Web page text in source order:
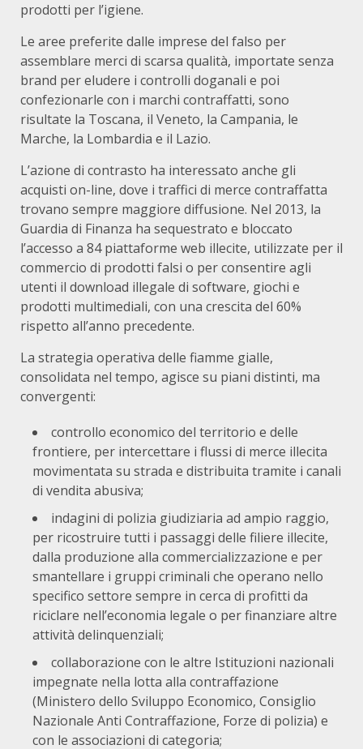
prodotti per l’igiene.
Le aree preferite dalle imprese del falso per
assemblare merci di scarsa qualità, importate senza
brand per eludere i controlli doganali e poi
confezionarle con i marchi contraffatti, sono
risultate la Toscana, il Veneto, la Campania, le
Marche, la Lombardia e il Lazio.
L’azione di contrasto ha interessato anche gli
acquisti on-line, dove i traffici di merce contraffatta
trovano sempre maggiore diffusione. Nel 2013, la
Guardia di Finanza ha sequestrato e bloccato
l’accesso a 84 piattaforme web illecite, utilizzate per il
commercio di prodotti falsi o per consentire agli
utenti il download illegale di software, giochi e
prodotti multimediali, con una crescita del 60%
rispetto all’anno precedente.
La strategia operativa delle fiamme gialle,
consolidata nel tempo, agisce su piani distinti, ma
convergenti:
controllo economico del territorio e delle
frontiere, per intercettare i flussi di merce illecita
movimentata su strada e distribuita tramite i canali
di vendita abusiva;
indagini di polizia giudiziaria ad ampio raggio,
per ricostruire tutti i passaggi delle filiere illecite,
dalla produzione alla commercializzazione e per
smantellare i gruppi criminali che operano nello
specifico settore sempre in cerca di profitti da
riciclare nell’economia legale o per finanziare altre
attività delinquenziali;
collaborazione con le altre Istituzioni nazionali
impegnate nella lotta alla contraffazione
(Ministero dello Sviluppo Economico, Consiglio
Nazionale Anti Contraffazione, Forze di polizia) e
con le associazioni di categoria;